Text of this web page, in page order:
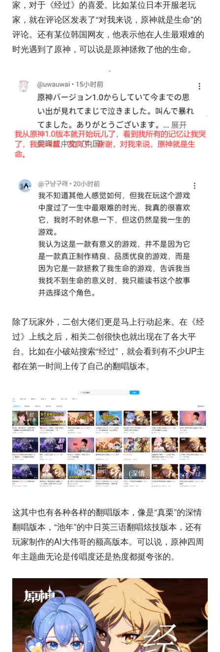
家，对于《经过》的喜爱。比如某位日本开服老玩
家，就在评论区发表了“对我来说，原神就是生命”的
评论。还有某位韩国网友，他表示他在人生最艰难的
时光遇到了原神，可以说是原神拯救了他的生命。
除了玩家外，二创大佬们更是马上行动起来。在《经
过》上线之后，相关二创很快也就出现在了各大平
台。比如在小破站搜索“经过”，就会看到有不少UP主
都在第一时间上传了自己的翻唱版本。
这其中也有各种各样的翻唱版本，像是“真栗”的深情
翻唱版本，“池年”的中日英三语翻唱炫技版本，还有
玩家制作的AI大伟哥的额高版本。可以说，原神四周
年主题曲无论是传唱度还是热度都挺夸张的。